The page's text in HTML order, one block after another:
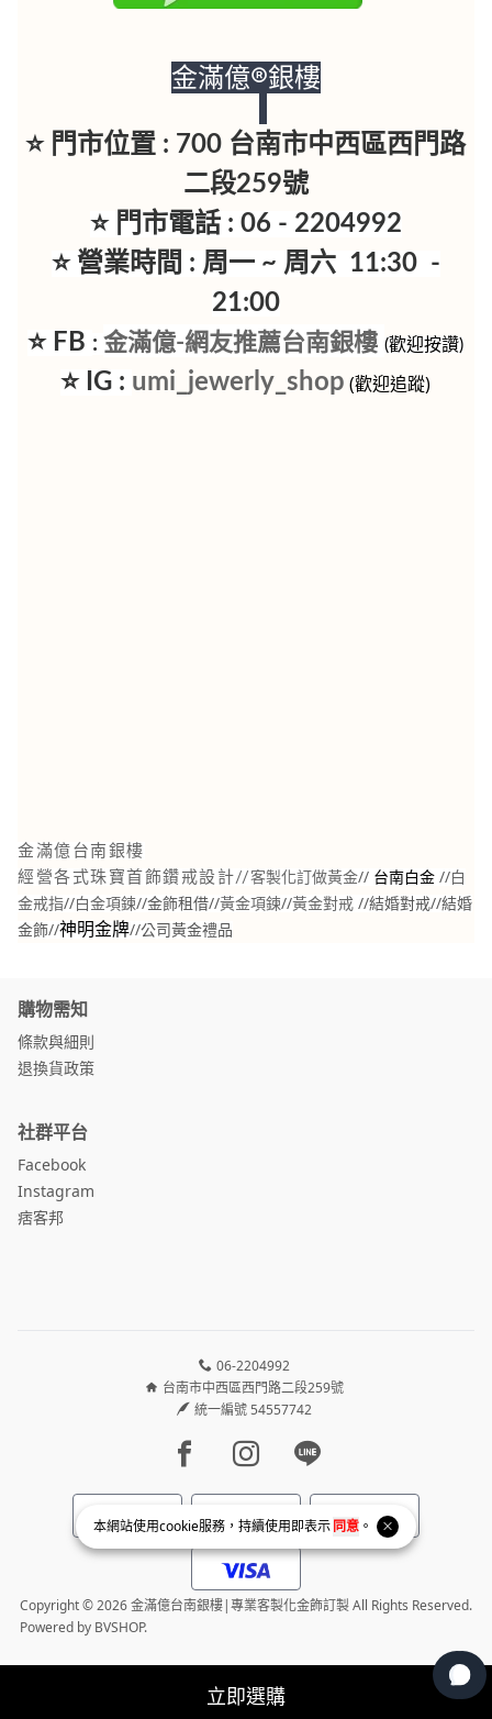
本網站使用cookie服務，持續使用即表示 同意 。
立即選購
金滿億®銀樓
⭐ 門市位置 : 700 台南市中西區西門路
二段259號
⭐ 門市電話 : 06 - 2204992
⭐ 營業時間 : 周一 ~ 周六 11:30 -
21:00
⭐ FB :金滿億-網友推薦台南銀樓 (歡迎按讚)
⭐ IG : umi_jewerly_shop (歡迎追蹤)
金滿億台南銀樓
經營各式珠寶首飾鑽戒設計//客製化訂做黃金// 台南白金 //白
金戒指//白金項鍊//金飾租借//黃金項鍊//黃金對戒 //結婚對戒//結婚
金飾//神明金牌//公司黃金禮品
購物需知
條款與細則
退換貨政策
社群平台
Facebook
Instagram
痞客邦
06-2204992
台南市中西區西門路二段259號
統一編號 54557742
Facebook page
Instagram page
Line page
Copyright © 2026 金滿億台南銀樓|專業客製化金飾訂製 All Rights Reserved.
Powered by BVSHOP.